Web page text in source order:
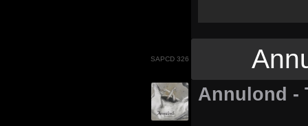
SAPCD 326
Annulond -